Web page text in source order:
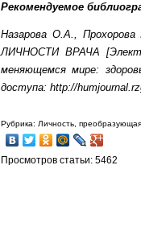
Рекомендуемое
Назарова О.А.,
ЛИЧНОСТИ ВРАЧА
меняющемся мире:
доступа: http://
Рубрика: Личность,
Просмотров статьи: 5462